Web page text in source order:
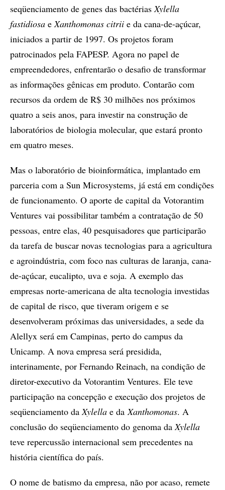
seqüenciamento de genes das bactérias Xylella
fastidiosa e Xanthomonas citrii e da cana-de-açúcar,
iniciados a partir de 1997. Os projetos foram
patrocinados pela FAPESP. Agora no papel de
empreendedores, enfrentarão o desafio de transformar
as informações gênicas em produto. Contarão com
recursos da ordem de R$ 30 milhões nos próximos
quatro a seis anos, para investir na construção de
laboratórios de biologia molecular, que estará pronto
em quatro meses.
Mas o laboratório de bioinformática, implantado em
parceria com a Sun Microsystems, já está em condições
de funcionamento. O aporte de capital da Votorantim
Ventures vai possibilitar também a contratação de 50
pessoas, entre elas, 40 pesquisadores que participarão
da tarefa de buscar novas tecnologias para a agricultura
e agroindústria, com foco nas culturas de laranja, cana-
de-açúcar, eucalipto, uva e soja. A exemplo das
empresas norte-americana de alta tecnologia investidas
de capital de risco, que tiveram origem e se
desenvolveram próximas das universidades, a sede da
Alellyx será em Campinas, perto do campus da
Unicamp. A nova empresa será presidida,
interinamente, por Fernando Reinach, na condição de
diretor-executivo da Votorantim Ventures. Ele teve
participação na concepção e execução dos projetos de
seqüenciamento da Xylella e da Xanthomonas. A
conclusão do seqüenciamento do genoma da Xylella
teve repercussão internacional sem precedentes na
história científica do país.
O nome de batismo da empresa, não por acaso, remete